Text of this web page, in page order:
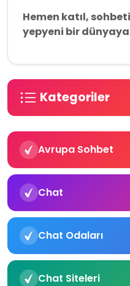
Hemen katıl,
yepyeni bir
Kategoriler
Avrupa Sohbet
Chat
Chat Odaları
Chat Siteleri